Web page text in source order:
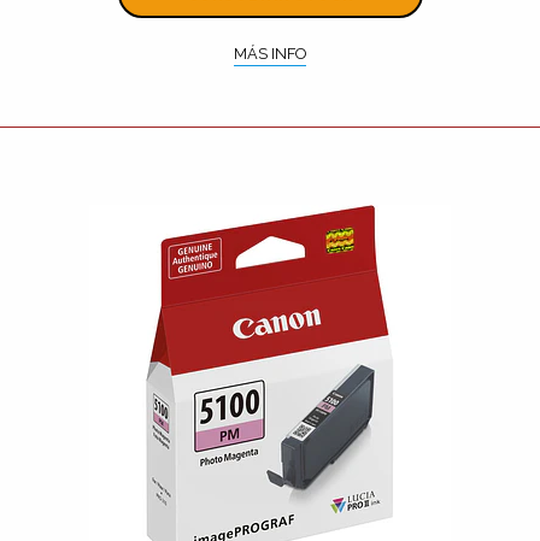
MÁS INFO